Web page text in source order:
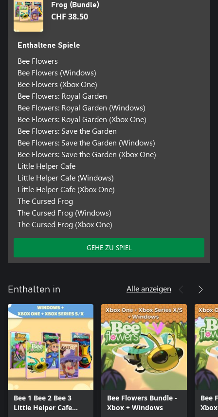
Frog (Bundle)
CHF 38.50
Enthaltene Spiele
Bee Flowers
Bee Flowers (Windows)
Bee Flowers (Xbox One)
Bee Flowers: Royal Garden
Bee Flowers: Royal Garden (Windows)
Bee Flowers: Royal Garden (Xbox One)
Bee Flowers: Save the Garden
Bee Flowers: Save the Garden (Windows)
Bee Flowers: Save the Garden (Xbox One)
Little Helper Cafe
Little Helper Cafe (Windows)
Little Helper Cafe (Xbox One)
The Cursed Frog
The Cursed Frog (Windows)
The Cursed Frog (Xbox One)
GEHE ZU SPIEL
Enthalten in Alle anzeigen
Bee 1 Bee 2 Bee 3
Little Helper Cafe
Bee Flowers Bundle -
Xbox + Windows
Bee